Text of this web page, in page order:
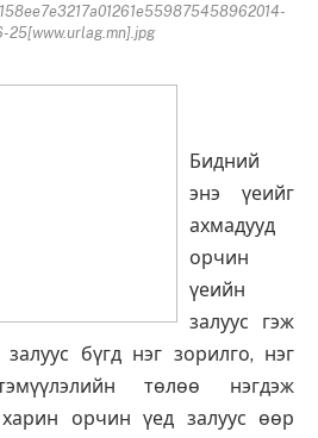
25[www.urlag.mn].jpg
Бидний
энэ үеийг
ахмадууд
орчин
үеийн
залуус гэж
бүгд нэг зорилго, нэг
төлөө нэгдэж
орчин үед залуус өөр